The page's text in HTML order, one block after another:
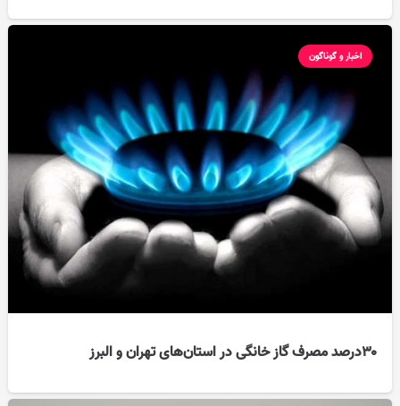
اخبار و گوناگون
۳۰درصد مصرف گاز خانگی در استان‌های تهران و البرز